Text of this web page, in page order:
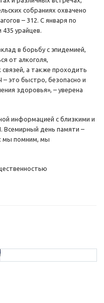
собраниях охвачено
– 312. С января по
урайцев.
в борьбу с эпидемией,
от алкоголя,
а также проходить
– это быстро, безопасно и
здоровья», – уверена
информацией с близкими и
Всемирный день памяти –
мы помним, мы